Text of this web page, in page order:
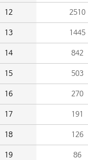
12 2510
13 1445
14 842
15 503
16 270
17 191
18 126
19 86